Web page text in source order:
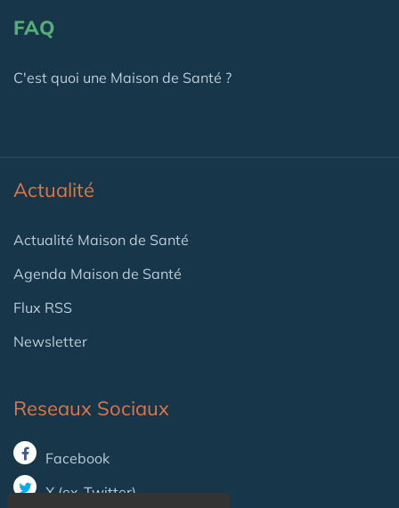
FAQ
C'est quoi une Maison de Santé ?
Actualité
Actualité Maison de Santé
Agenda Maison de Santé
Flux RSS
Newsletter
Reseaux Sociaux
Facebook
X (ex-Twitter)